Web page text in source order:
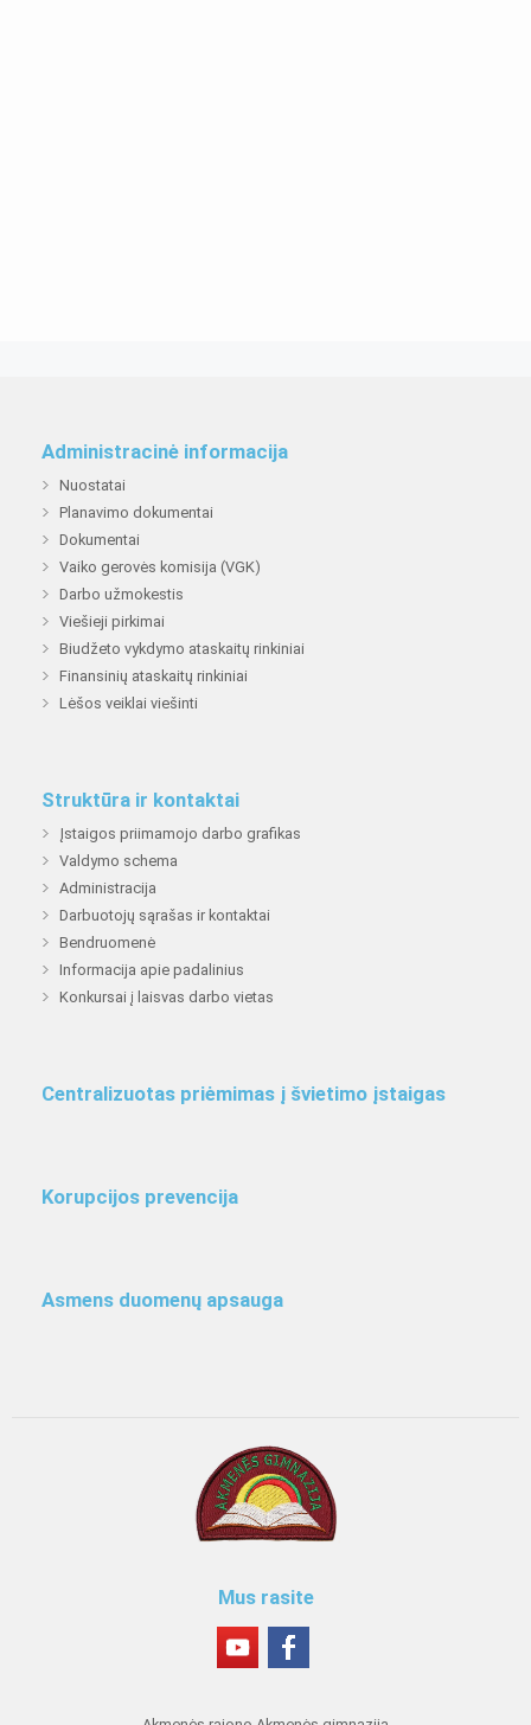
Administracinė informacija
Nuostatai
Planavimo dokumentai
Dokumentai
Vaiko gerovės komisija (VGK)
Darbo užmokestis
Viešieji pirkimai
Biudžeto vykdymo ataskaitų rinkiniai
Finansinių ataskaitų rinkiniai
Lėšos veiklai viešinti
Struktūra ir kontaktai
Įstaigos priimamojo darbo grafikas
Valdymo schema
Administracija
Darbuotojų sąrašas ir kontaktai
Bendruomenė
Informacija apie padalinius
Konkursai į laisvas darbo vietas
Centralizuotas priėmimas į švietimo įstaigas
Korupcijos prevencija
Asmens duomenų apsauga
Mus rasite